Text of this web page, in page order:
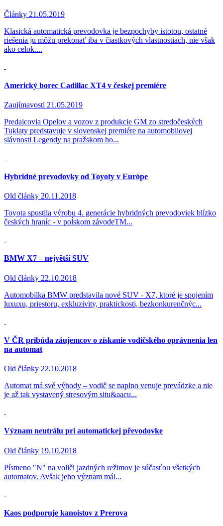
Články 21.05.2019
Klasická automatická prevodovka je bezpochyby istotou, ostatné
riešenia ju môžu prekonať iba v čiastkových vlastnostiach, nie však
ako celok....
Americký borec Cadillac XT4 v českej premiére
Zaujímavosti 21.05.2019
Predajcovia Opelov a vozov z produkcie GM zo stredočeských
Tuklaty predstavuje v slovenskej premiére na automobilovej
slávnosti Legendy na pražskom ho...
Hybridné prevodovky od Toyoty v Európe
Old články 20.11.2018
Toyota spustila výrobu 4. generácie hybridných prevodoviek blízko
českých hraníc - v poĺskom závodeTM...
BMW X7 – největší SUV
Old články 22.10.2018
Automobilka BMW predstavila nové SUV - X7, ktoré je spojením
luxuxu, priestoru, exkluzivity, praktickosti, bezkonkurenčnýc...
V ČR pribúda záujemcov o získanie vodičského oprávnenia len
na automat
Old články 22.10.2018
Automat má své výhody – vodič se naplno venuje prevádzke a nie
je až tak vystavený stresovým situ&aacu...
Význam neutrálu pri automatickej převodovke
Old články 19.10.2018
Písmeno "N" na voliči jazdných režimov je súčasťou všetkých
automatov. Avšak jeho význam mál...
Kaos podporuje kanoistov z Prerova